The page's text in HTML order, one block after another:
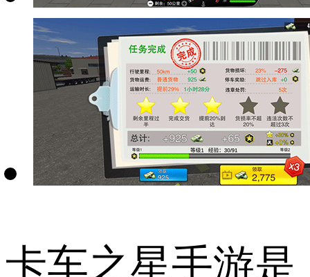
卡车之星手游是